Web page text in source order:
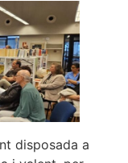
disposada a